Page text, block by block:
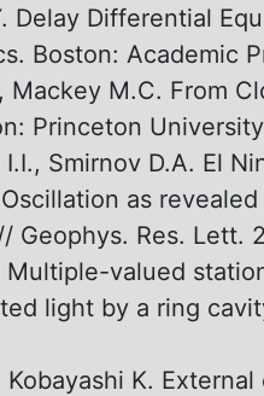
Delay Differential
Boston: Academic
Mackey M.C. From
Princeton
Smirnov D.A. El
as
Geophys. Res. Lett.
Multiple-valued
light by a ring
Kobayashi K.